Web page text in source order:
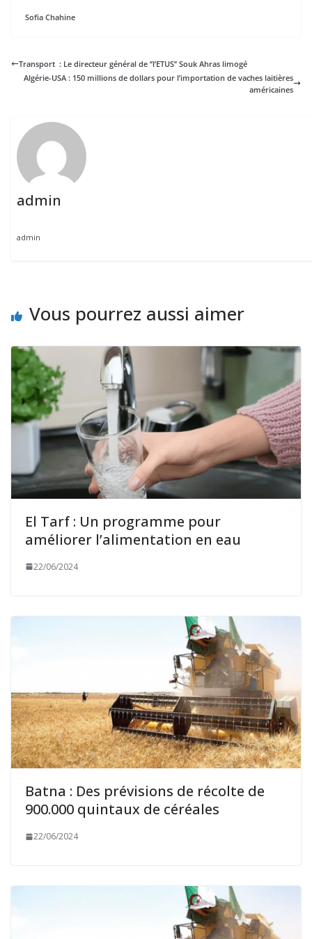
Sofia Chahine
Transport : Le directeur général de ‘’l’ETUS’’ Souk Ahras limogé
Algérie-USA : 150 millions de dollars pour l’importation de vaches laitières
américaines
admin
admin
Vous pourrez aussi aimer
El Tarf : Un programme pour
améliorer l’alimentation en eau
22/06/2024
Batna : Des prévisions de récolte de
900.000 quintaux de céréales
22/06/2024